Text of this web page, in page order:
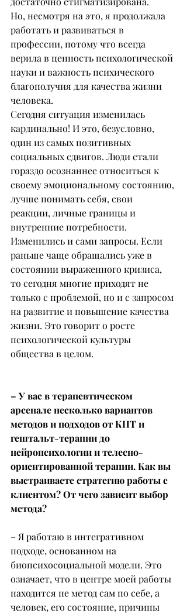
Но, несмотря на это, я продолжала
работать и развиваться в
профессии, потому что всегда
верила в ценность психологической
науки и важность психического
благополучия для качества жизни
человека.
Сегодня ситуация изменилась
кардинально! И это, безусловно,
один из самых позитивных
социальных сдвигов. Люди стали
гораздо осознаннее относиться к
своему эмоциональному состоянию,
лучше понимать себя, свои
реакции, личные границы и
внутренние потребности.
Изменились и сами запросы. Если
раньше чаще обращались уже в
состоянии выраженного кризиса,
то сегодня многие приходят не
только с проблемой, но и с запросом
на развитие и повышение качества
жизни. Это говорит о росте
психологической культуры
общества в целом.
– У вас в терапевтическом
арсенале несколько вариантов
методов и подходов от КПТ и
гештальт-терапии до
нейропсихологии и телесно-
ориентированной терапии. Как вы
выстраиваете стратегию работы с
клиентом? От чего зависит выбор
метода?
– Я работаю в интегративном
подходе, основанном на
биопсихосоциальной модели. Это
означает, что в центре моей работы
находится не метод сам по себе, а
человек, его состояние, причины